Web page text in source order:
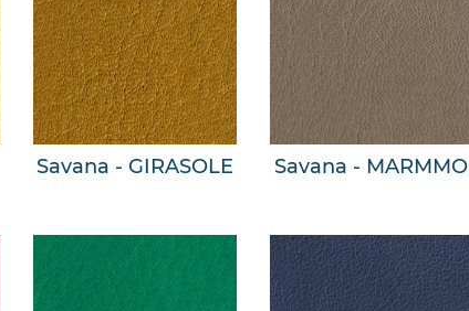
Savana - GIRASOLE Savana - MARMMO